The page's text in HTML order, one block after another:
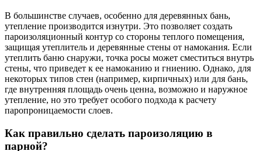
В большинстве случаев, особенно для деревянных бань,
утепление производится изнутри. Это позволяет создать
пароизоляционный контур со стороны теплого помещения,
защищая утеплитель и деревянные стены от намокания. Если
утеплить баню снаружи, точка росы может сместиться внутрь
стены, что приведет к ее намоканию и гниению. Однако, для
некоторых типов стен (например, кирпичных) или для бань,
где внутренняя площадь очень ценна, возможно и наружное
утепление, но это требует особого подхода к расчету
паропроницаемости слоев.
Как правильно сделать пароизоляцию в
парной?